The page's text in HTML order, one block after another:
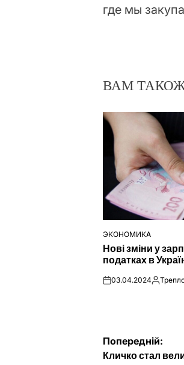
где мы
ВАМ
ОПУБЛІКУВАТИ
У
ЭКОНОМИКА
Нові зміни у
податках в
on03.04.2024
Попередній:
Кличко стал